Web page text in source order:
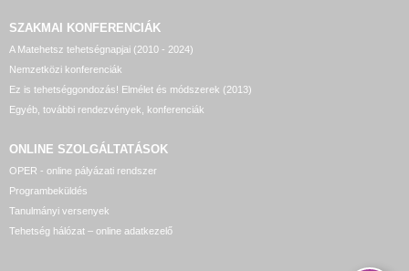
SZAKMAI KONFERENCIÁK
A Matehetsz tehetségnapjai (2010 - 2024)
Nemzetközi konferenciák
Ez is tehetséggondozás! Elmélet és módszerek (2013)
Egyéb, további rendezvények, konferenciák
ONLINE SZOLGÁLTATÁSOK
OPER - online pályázati rendszer
Programbeküldés
Tanulmányi versenyek
Tehetség hálózat – online adatkezelő